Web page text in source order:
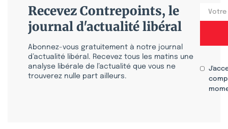
Recevez Contrepoints, le
journal d'actualité libéral
Abonnez-vous gratuitement à notre journal
d’actualité libéral. Recevez tous les matins une
analyse libérale de l’actualité que vous ne
trouverez nulle part ailleurs.